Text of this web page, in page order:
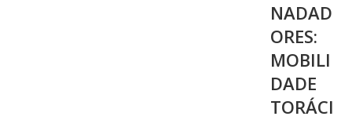
NADAD
ORES:
MOBILI
DADE
TORÁCI